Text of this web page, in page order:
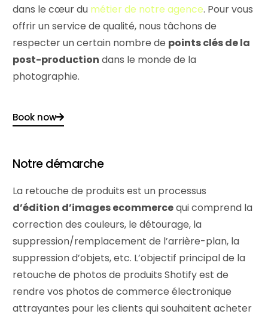
dans le cœur du métier de notre agence. Pour vous
offrir un service de qualité, nous tâchons de
respecter un certain nombre de points clés de la
post-production dans le monde de la
photographie.
Book now
Notre démarche
La retouche de produits est un processus
d’édition d’images ecommercequi comprend la
correction des couleurs, le détourage, la
suppression/remplacement de l’arrière-plan, la
suppression d’objets, etc. L’objectif principal de la
retouche de photos de produits Shotify est de
rendre vos photos de commerce électronique
attrayantes pour les clients qui souhaitent acheter